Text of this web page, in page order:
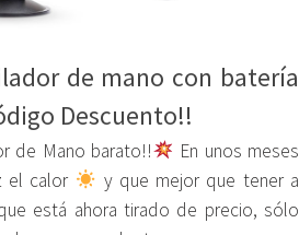
de mano con batería
Descuento!!
de Mano barato!!
En unos meses
el calor
y que mejor que tener a
está ahora tirado de precio, sólo